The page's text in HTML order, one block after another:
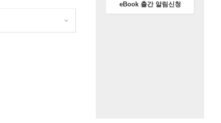
eBook 출간 알림신청